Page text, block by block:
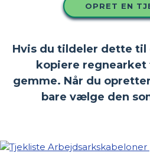
OPRET EN
Hvis du tildeler dette til
kopiere
gemme. Når du
bare vælge den